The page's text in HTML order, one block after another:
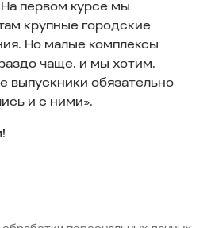
первом курсе мы
крупные городские
Но малые комплексы
чаще, и мы хотим,
выпускники обязательно
и с ними».